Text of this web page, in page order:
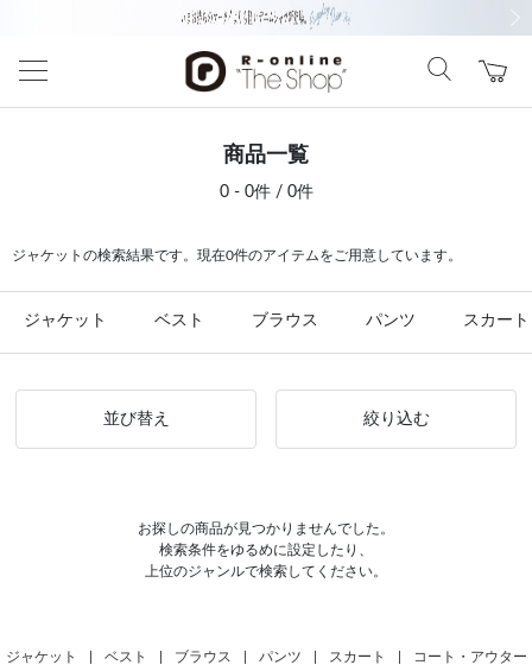
商品一覧
0 - 0件 / 0件
ジャケットの検索結果です。現在0件のアイテムをご用意しています。
ジャケット ベスト ブラウス パンツ スカート
並び替え 絞り込む
お探しの商品が見つかりませんでした。
検索条件をゆるめに設定したり、
上位のジャンルで検索してください。
ジャケット ベスト ブラウス パンツ スカート コート・アウター